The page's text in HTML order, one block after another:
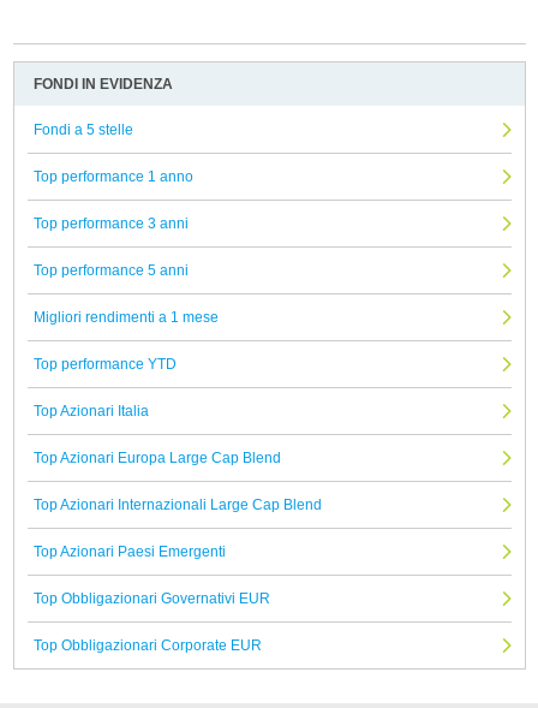
FONDI IN EVIDENZA
Fondi a 5 stelle
Top performance 1 anno
Top performance 3 anni
Top performance 5 anni
Migliori rendimenti a 1 mese
Top performance YTD
Top Azionari Italia
Top Azionari Europa Large Cap Blend
Top Azionari Internazionali Large Cap Blend
Top Azionari Paesi Emergenti
Top Obbligazionari Governativi EUR
Top Obbligazionari Corporate EUR